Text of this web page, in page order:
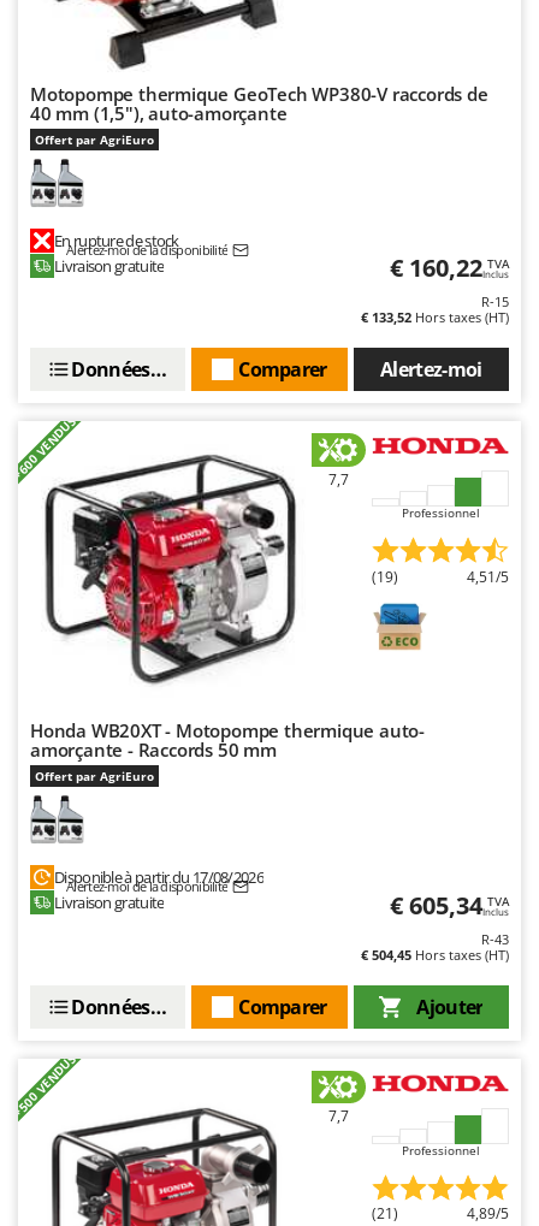
Motopompe thermique GeoTech WP380-V raccords de
40 mm (1,5"), auto-amorçante
Offert par AgriEuro
En rupture de stock
Alertez-moi de la disponibilité
Livraison gratuite € 160,22 TVA
Inclus
R-15
€ 133,52 Hors taxes (HT)
Alertez-moi
Comparer
Données techniques
+600 VENDUS 7,7
Professionnel
(19) 4,51/5
Honda WB20XT - Motopompe thermique auto-
amorçante - Raccords 50 mm
Offert par AgriEuro
Disponible à partir du 17/08/2026
Alertez-moi de la disponibilité
Livraison gratuite € 605,34 TVA
Inclus
R-43
€ 504,45 Hors taxes (HT)
Ajouter
Comparer
Données techniques
+500 VENDUS 7,7
Professionnel
(21) 4,89/5